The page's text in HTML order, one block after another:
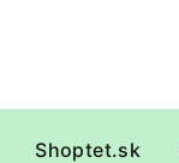
Shoptet.sk